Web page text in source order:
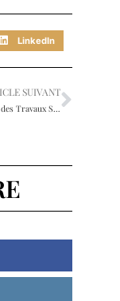
LinkedIn
SUIVANT
Guide Pratique des Travaux Simples pour Optimiser Votre Bien Immobilier